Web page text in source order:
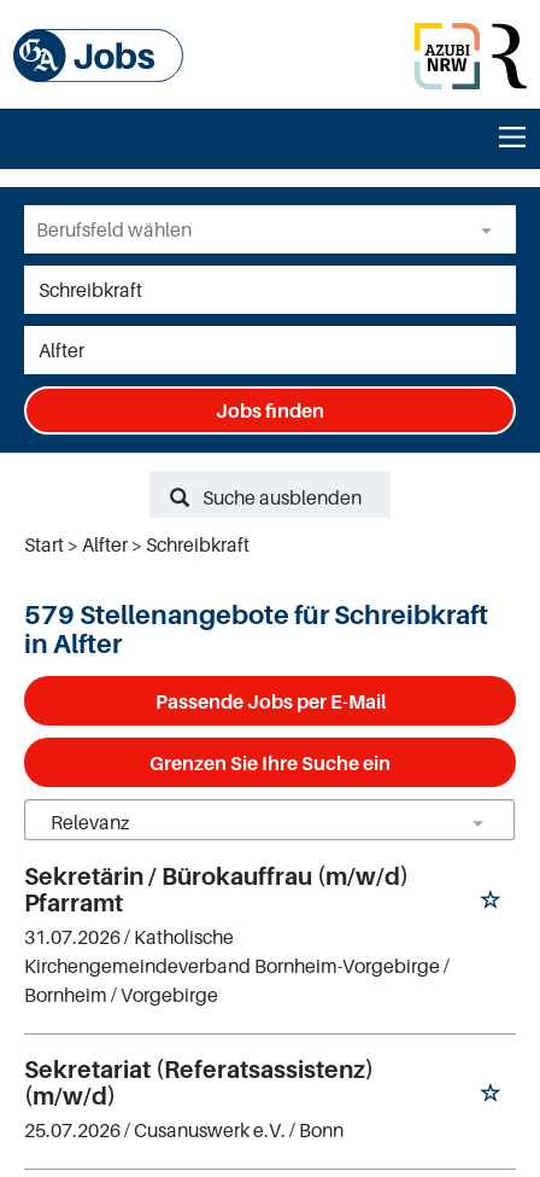
Jobs finden
Suche ausblenden
Start
Alfter Schreibkraft
579 Stellenangebote für Schreibkraft
in Alfter
Passende Jobs per E-Mail
Grenzen Sie Ihre Suche ein
Sekretärin / Bürokauffrau (m/w/d)
Pfarramt
31.07.2026 / Katholische
Kirchengemeindeverband Bornheim-Vorgebirge/
Bornheim / Vorgebirge
Sekretariat (Referatsassistenz)
(m/w/d)
25.07.2026 /Cusanuswerk e.V. / Bonn